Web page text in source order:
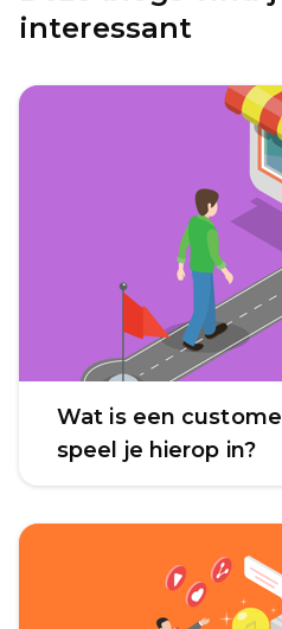
interessant
Wat is een
speel je hierop in?